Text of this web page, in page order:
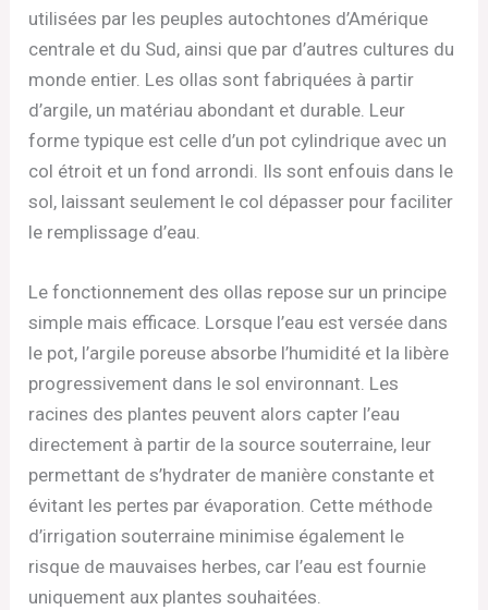
utilisées par les peuples autochtones d’Amérique
centrale et du Sud, ainsi que par d’autres cultures du
monde entier. Les ollas sont fabriquées à partir
d’argile, un matériau abondant et durable. Leur
forme typique est celle d’un pot cylindrique avec un
col étroit et un fond arrondi. Ils sont enfouis dans le
sol, laissant seulement le col dépasser pour faciliter
le remplissage d’eau.
Le fonctionnement des ollas repose sur un principe
simple mais efficace. Lorsque l’eau est versée dans
le pot, l’argile poreuse absorbe l’humidité et la libère
progressivement dans le sol environnant. Les
racines des plantes peuvent alors capter l’eau
directement à partir de la source souterraine, leur
permettant de s’hydrater de manière constante et
évitant les pertes par évaporation. Cette méthode
d’irrigation souterraine minimise également le
risque de mauvaises herbes, car l’eau est fournie
uniquement aux plantes souhaitées.